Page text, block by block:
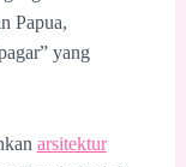
Papua,
yang
arsitektur